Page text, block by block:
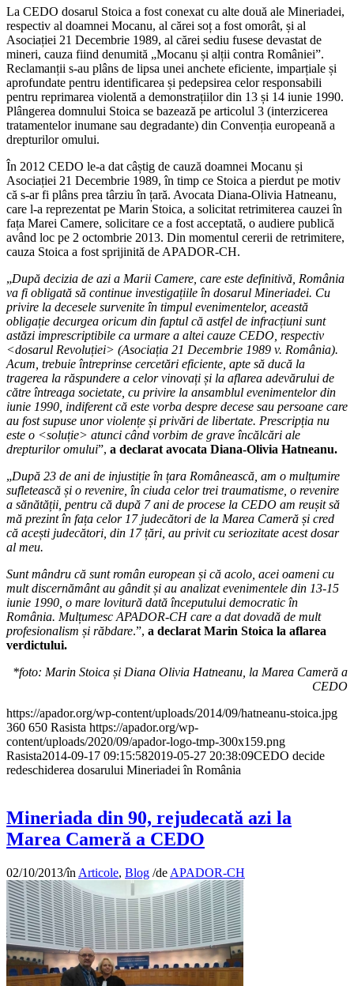
La CEDO dosarul Stoica a fost conexat cu alte două ale Mineriadei,
respectiv al doamnei Mocanu, al cărei soț a fost omorât, și al
Asociației 21 Decembrie 1989, al cărei sediu fusese devastat de
mineri, cauza fiind denumită „Mocanu și alții contra României”.
Reclamanții s-au plâns de lipsa unei anchete eficiente, imparțiale și
aprofundate pentru identificarea și pedepsirea celor responsabili
pentru reprimarea violentă a demonstrațiilor din 13 și 14 iunie 1990.
Plângerea domnului Stoica se bazează pe articolul 3 (interzicerea
tratamentelor inumane sau degradante) din Convenția europeană a
drepturilor omului.
În 2012 CEDO le-a dat câștig de cauză doamnei Mocanu și
Asociației 21 Decembrie 1989, în timp ce Stoica a pierdut pe motiv
că s-ar fi plâns prea târziu în țară. Avocata Diana-Olivia Hatneanu,
care l-a reprezentat pe Marin Stoica, a solicitat retrimiterea cauzei în
fața Marei Camere, solicitare ce a fost acceptată, o audiere publică
având loc pe 2 octombrie 2013. Din momentul cererii de retrimitere,
cauza Stoica a fost sprijinită de APADOR-CH.
„După decizia de azi a Marii Camere, care este definitivă, România
va fi obligată să continue investigațiile în dosarul Mineriadei. Cu
privire la decesele survenite în timpul evenimentelor, această
obligație decurgea oricum din faptul că astfel de infracțiuni sunt
astăzi imprescriptibile ca urmare a altei cauze CEDO, respectiv
<dosarul Revoluției> (Asociația 21 Decembrie 1989 v. România).
Acum, trebuie întreprinse cercetări eficiente, apte să ducă la
tragerea la răspundere a celor vinovați și la aflarea adevărului de
către întreaga societate, cu privire la ansamblul evenimentelor din
iunie 1990, indiferent că este vorba despre decese sau persoane care
au fost supuse unor violențe și privări de libertate. Prescripția nu
este o <soluție> atunci când vorbim de grave încălcări ale
drepturilor omului”, a declarat avocata Diana-Olivia Hatneanu.
„După 23 de ani de injustiție în țara Românească, am o mulțumire
sufletească și o revenire, în ciuda celor trei traumatisme, o revenire
a sănătății, pentru că după 7 ani de procese la CEDO am reușit să
mă prezint în fața celor 17 judecători de la Marea Cameră și cred
că acești judecători, din 17 țări, au privit cu seriozitate acest dosar
al meu.
Sunt mândru că sunt român european și că acolo, acei oameni cu
mult discernământ au gândit și au analizat evenimentele din 13-15
iunie 1990, o mare lovitură dată începutului democratic în
România. Mulțumesc APADOR-CH care a dat dovadă de mult
profesionalism și răbdare.”, a declarat Marin Stoica la aflarea
verdictului.
*foto: Marin Stoica și Diana Olivia Hatneanu, la Marea Cameră a
CEDO
https://apador.org/wp-content/uploads/2014/09/hatneanu-stoica.jpg
360 650 Rasista https://apador.org/wp-
content/uploads/2020/09/apador-logo-tmp-300x159.png
Rasista2014-09-17 09:15:582019-05-27 20:38:09CEDO decide
redeschiderea dosarului Mineriadei în România
Mineriada din 90, rejudecată azi la
Marea Cameră a CEDO
02/10/2013/în Articole, Blog /de APADOR-CH